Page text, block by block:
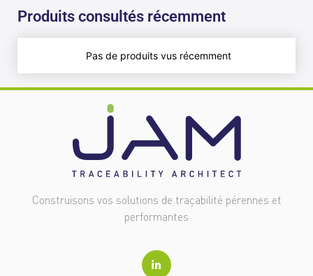
Produits consultés récemment
Pas de produits vus récemment
Construisons vos solutions de traçabilité pérennes et
performantes